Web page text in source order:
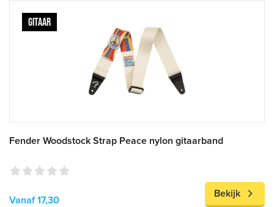
GITAAR
Fender Woodstock Strap Peace nylon gitaarband
Vanaf 17,30
Bekijk